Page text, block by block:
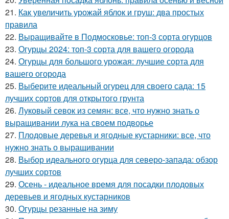
21. Как увеличить урожай яблок и груш: два простых
правила
22. Выращивайте в Подмосковье: топ-3 сорта огурцов
23. Огурцы 2024: топ-3 сорта для вашего огорода
24. Огурцы для большого урожая: лучшие сорта для
вашего огорода
25. Выберите идеальный огурец для своего сада: 15
лучших сортов для открытого грунта
26. Луковый севок из семян: все, что нужно знать о
выращивании лука на своем подворье
27. Плодовые деревья и ягодные кустарники: все, что
нужно знать о выращивании
28. Выбор идеального огурца для северо-запада: обзор
лучших сортов
29. Осень - идеальное время для посадки плодовых
деревьев и ягодных кустарников
30. Огурцы резанные на зиму